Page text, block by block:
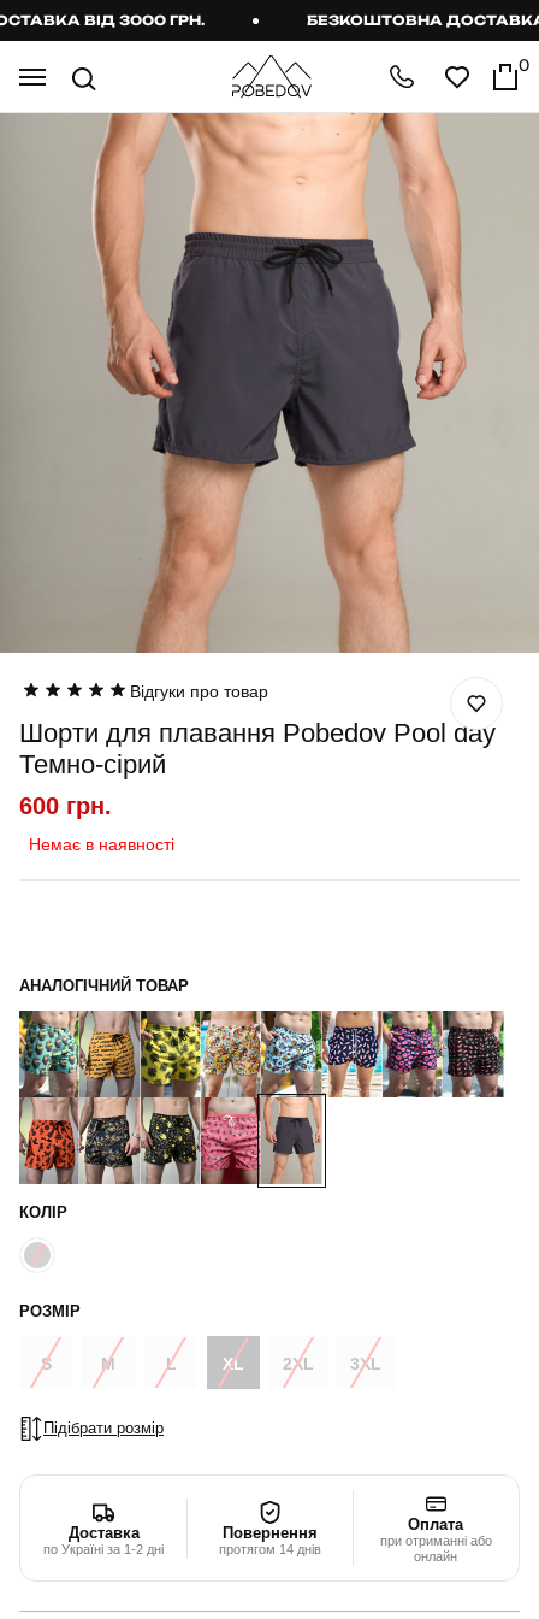
ВІД 3000 ГРН. БЕЗКОШТОВНА ДОСТАВКА
0
Відгуки про товар
Шорти для плавання Pobedov Pool day
Темно-сірий
600 грн.
Немає в наявності
АНАЛОГІЧНИЙ ТОВАР
КОЛІР
РОЗМІР
S M L XL 2XL 3XL
Підібрати розмір
Доставка
по Україні за 1-2 дні
Повернення
протягом 14 днів
Оплата
при отриманні або
онлайн